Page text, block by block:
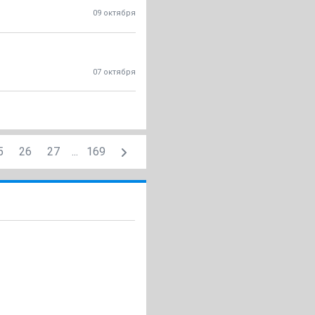
09 октября
07 октября
26 27 ... 169